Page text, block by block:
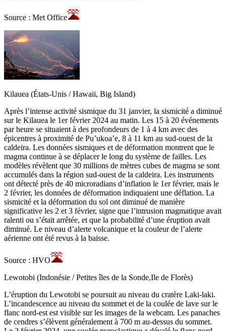
Source : Met Office
Kilauea (États-Unis / Hawaii, Big Island)
Après l’intense activité sismique du 31 janvier, la sismicité a diminué
sur le Kilauea le 1er février 2024 au matin. Les 15 à 20 événements
par heure se situaient à des profondeurs de 1 à 4 km avec des
épicentres à proximité de Pu’ukoa’e, 8 à 11 km au sud-ouest de la
caldeira. Les données sismiques et de déformation montrent que le
magma continue à se déplacer le long du système de failles. Les
modèles révèlent que 30 millions de mètres cubes de magma se sont
accumulés dans la région sud-ouest de la caldeira. Les instruments
ont détecté près de 40 microradians d’inflation le 1er février, mais le
2 février, les données de déformation indiquaient une déflation. La
sismicité et la déformation du sol ont diminué de manière
significative les 2 et 3 février, signe que l’intrusion magmatique avait
ralenti ou s’était arrêtée, et que la probabilité d’une éruption avait
diminué. Le niveau d’alerte volcanique et la couleur de l’alerte
aérienne ont été revus à la baisse.
Source : HVO
Lewotobi (Indonésie / Petites îles de la Sonde,Ile de Florès)
L’éruption du Lewotobi se poursuit au niveau du cratère Laki-laki.
L’incandescence au niveau du sommet et de la coulée de lave sur le
flanc nord-est est visible sur les images de la webcam. Les panaches
de cendres s’élèvent généralement à 700 m au-dessus du sommet.